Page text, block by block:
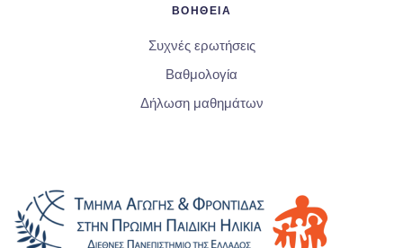
ΒΟΗΘΕΙΑ
Συχνές ερωτήσεις
Βαθμολογία
Δήλωση μαθημάτων